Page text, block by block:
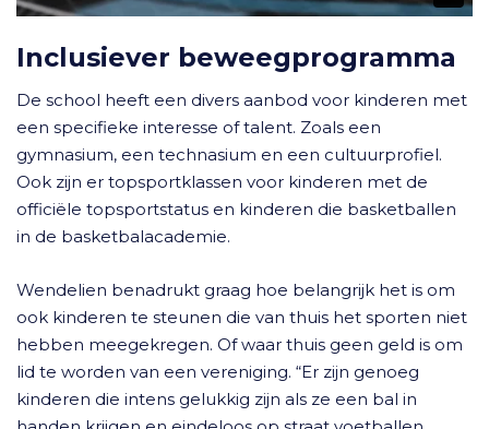
Inclusiever beweegprogramma
De school heeft een divers aanbod voor kinderen met
een specifieke interesse of talent. Zoals een
gymnasium, een technasium en een cultuurprofiel.
Ook zijn er topsportklassen voor kinderen met de
officiële topsportstatus en kinderen die basketballen
in de basketbalacademie.
Wendelien benadrukt graag hoe belangrijk het is om
ook kinderen te steunen die van thuis het sporten niet
hebben meegekregen. Of waar thuis geen geld is om
lid te worden van een vereniging. “Er zijn genoeg
kinderen die intens gelukkig zijn als ze een bal in